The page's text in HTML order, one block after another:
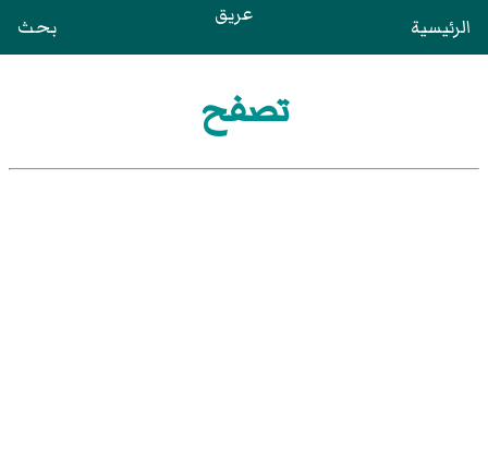
الرئيسية عريق بحث
تصفح